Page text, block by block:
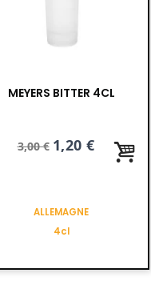
MEYERS BITTER 4CL
Prix
3,00 € Prix
1,20 €
ALLEMAGNE
4cl